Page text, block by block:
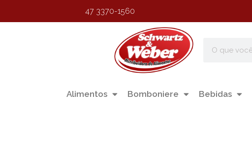
47 3370-1560
Alimentos Bomboniere Bebidas